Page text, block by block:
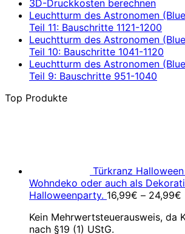
3D-Druckkosten berechnen
Leuchtturm des Astronomen
Teil 11: Bauschritte 1121-1200
Leuchtturm des Astronomen
Teil 10: Bauschritte 1041-1120
Leuchtturm des Astronomen
Teil 9: Bauschritte 951-1040
Top Produkte
Türkranz
Wohndeko oder auch als
Halloweenparty. 16,99€ – 24,99€
Kein Mehrwertsteuerausweis, da
nach §19 (1) UStG.